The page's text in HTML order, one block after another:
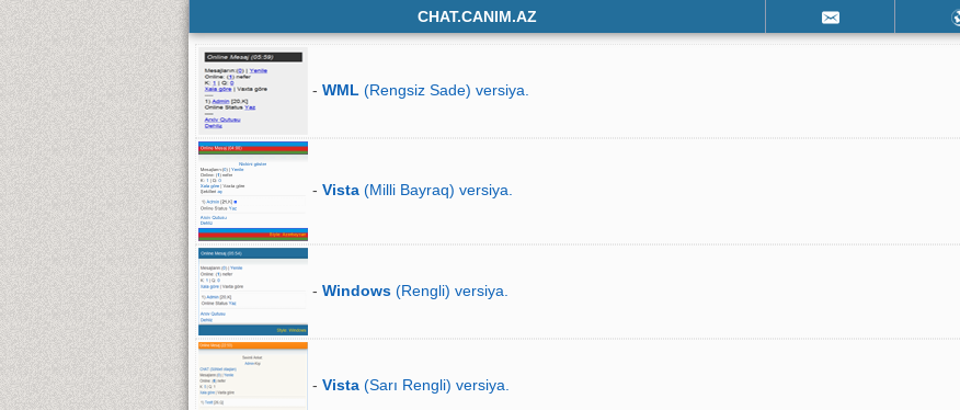
CHAT.CANIM.AZ
- WML (Rengsiz Sade) versiya.
- Vista (Milli Bayraq) versiya.
- Windows (Rengli) versiya.
- Vista (Sarı Rengli) versiya.